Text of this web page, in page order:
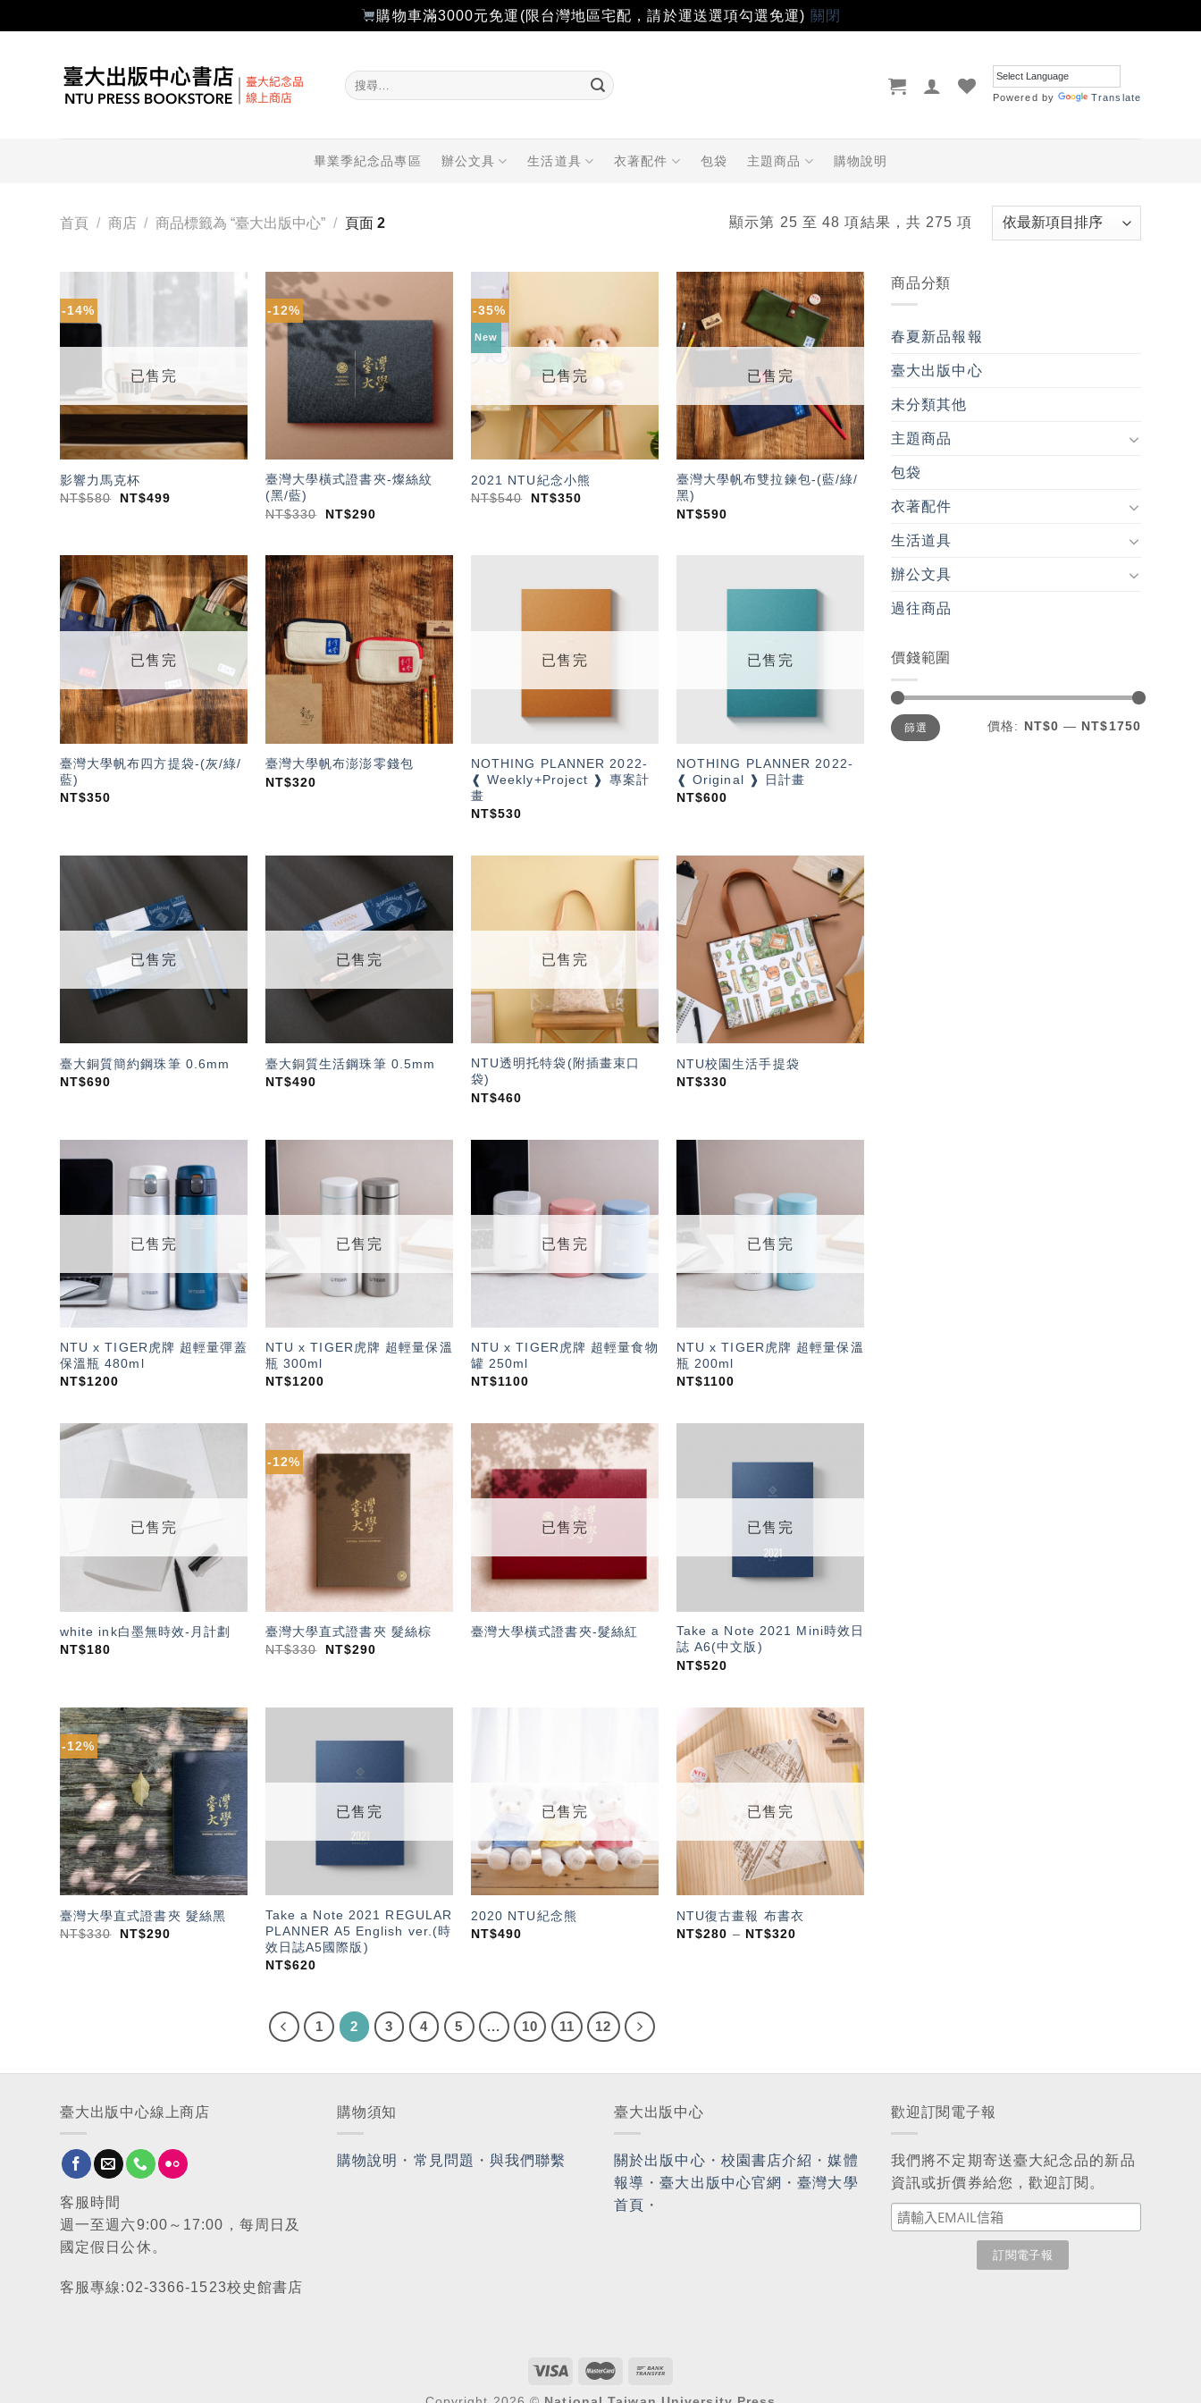
購物車滿3000元免運(限台灣地區宅配，請於運送選項勾選免運) 關閉
搜
尋
Powered by Translate
畢業季紀念品專區 辦公文具 生活道具 衣著配件 包袋 主題商品 購物說明
首頁 / 商店 / 商品標籤為 “臺大出版中心” / 頁面 2 顯示第 25 至 48 項結果，共 275 項
-14%
望輕
已售完
影響力馬克杯
NT$580 NT$499
-12%
加入
臺灣大學橫式證書夾-燦絲紋
(黑/藍)
NT$330 NT$290
-35%
New
望輕
已售完
2021 NTU紀念小熊
NT$540 NT$350
加入
「願
望輕
已售完
臺灣大學帆布雙拉鍊包-(藍/綠/
黑)
NT$590
加入
「願
望輕
已售完
臺灣大學帆布四方提袋-(灰/綠/
藍)
NT$350
加入
「願
望輕
單」
臺灣大學帆布澎澎零錢包
NT$320
望輕
已售完
NOTHING PLANNER 2022-
❰ Weekly+Project ❱ 專案計
畫
NT$530
望輕
已售完
NOTHING PLANNER 2022-
❰ Original ❱ 日計畫
NT$600
望輕
已售完
臺大銅質簡約鋼珠筆 0.6mm
NT$690
加入
望輕
已售完
臺大銅質生活鋼珠筆 0.5mm
NT$490
望輕
已售完
NTU透明托特袋(附插畫束口
袋)
NT$460
加入
「願
望輕
NTU校園生活手提袋
NT$330
「願
望輕
已售完
NTU x TIGER虎牌 超輕量彈蓋
保溫瓶 480ml
NT$1200
望輕
已售完
NTU x TIGER虎牌 超輕量保溫
瓶 300ml
NT$1200
「願
望輕
已售完
NTU x TIGER虎牌 超輕量食物
罐 250ml
NT$1100
望輕
已售完
NTU x TIGER虎牌 超輕量保溫
瓶 200ml
NT$1100
望輕
已售完
white ink白墨無時效-月計劃
NT$180
-12%
臺灣大學直式證書夾 髮絲棕
NT$330 NT$290
加入
望輕
已售完
臺灣大學橫式證書夾-髮絲紅
望輕
已售完
Take a Note 2021 Mini時效日
誌 A6(中文版)
NT$520
-12%
望輕
單」
臺灣大學直式證書夾 髮絲黑
NT$330 NT$290
望輕
已售完
Take a Note 2021 REGULAR
PLANNER A5 English ver.(時
效日誌A5國際版)
NT$620
已售完
2020 NTU紀念熊
NT$490
加入
望輕
已售完
NTU復古畫報 布書衣
NT$280 – NT$320
1 2 3 4 5 ... 10 11 12
商品分類
春夏新品報報
臺大出版中心
未分類其他
主題商品
包袋
衣著配件
生活道具
辦公文具
過往商品
價錢範圍
最
低
價
最
高
價
篩選 價格: NT$0 — NT$1750
臺大出版中心線上商店
客服時間
週一至週六9:00～17:00，每周日及
國定假日公休。
客服專線:02-3366-1523校史館書店
購物須知
購物說明 ・ 常見問題 ・與我們聯繫
臺大出版中心
關於出版中心 ・ 校園書店介紹 ・媒體
報導 ・臺大出版中心官網 ・臺灣大學
首頁 ・
歡迎訂閱電子報
我們將不定期寄送臺大紀念品的新品
資訊或折價券給您，歡迎訂閱。